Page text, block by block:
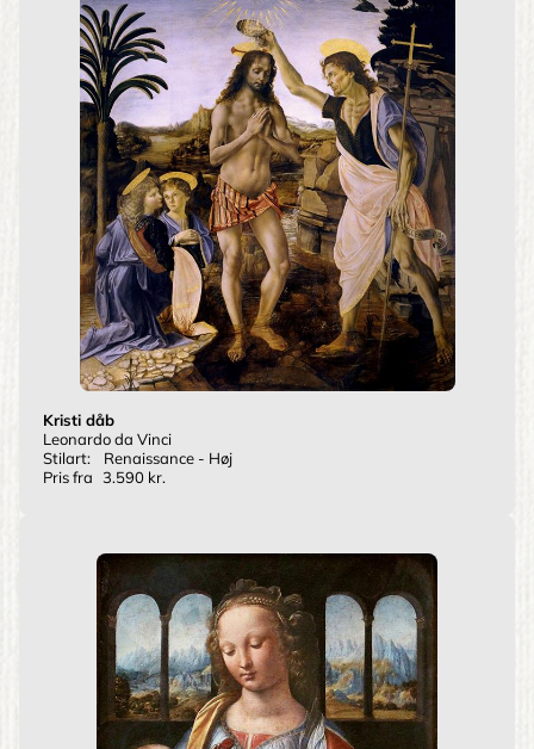
Kristi dåb
Leonardo da Vinci
Stilart:
Renaissance - Høj
Pris fra 3.590 kr.